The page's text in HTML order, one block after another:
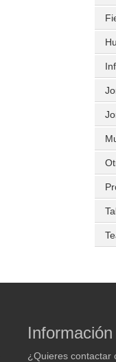
¿Quieres contactar